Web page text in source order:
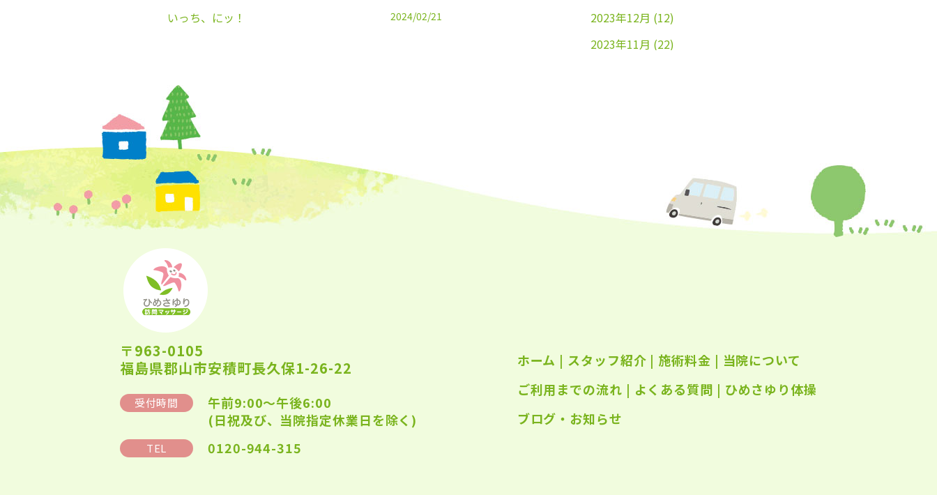
いっち、にッ！ 2024/02/21
2023年12月 (12)
2023年11月 (22)
(24)
(23)
2022年11月
(25)
2022年10月(25)
2022年9月
〒963-0105
福島県郡山市安積町長久保1-26-22
受付時間
午前9:00～午後6:00
(日祝及び、当院指定休業日を除く)
TEL 0120-944-315
ホーム | スタッフ紹介 | 施術料金 | 当院について
ご利用までの流れ | よくある質問 | ひめさゆり体操
ブログ・お知らせ